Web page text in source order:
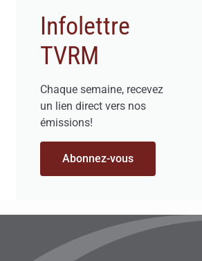
Infolettre
TVRM
Chaque semaine, recevez
un lien direct vers nos
émissions!
Abonnez-vous